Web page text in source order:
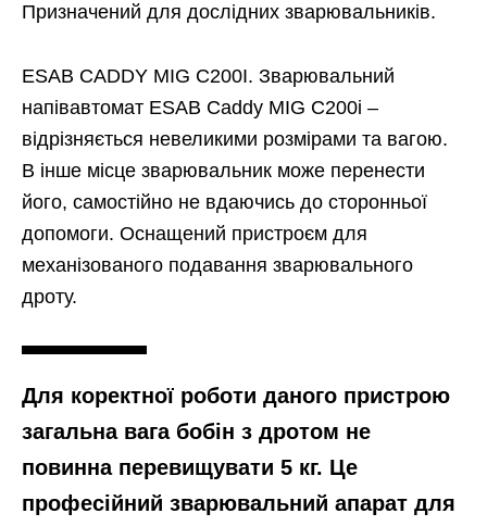
Призначений для дослідних зварювальників.
ESAB CADDY MIG C200I. Зварювальний
напівавтомат ESAB Caddy MIG C200i –
відрізняється невеликими розмірами та вагою.
В інше місце зварювальник може перенести
його, самостійно не вдаючись до сторонньої
допомоги. Оснащений пристроєм для
механізованого подавання зварювального
дроту.
Для коректної роботи даного пристрою
загальна вага бобін з дротом не
повинна перевищувати 5 кг. Це
професійний зварювальний апарат для